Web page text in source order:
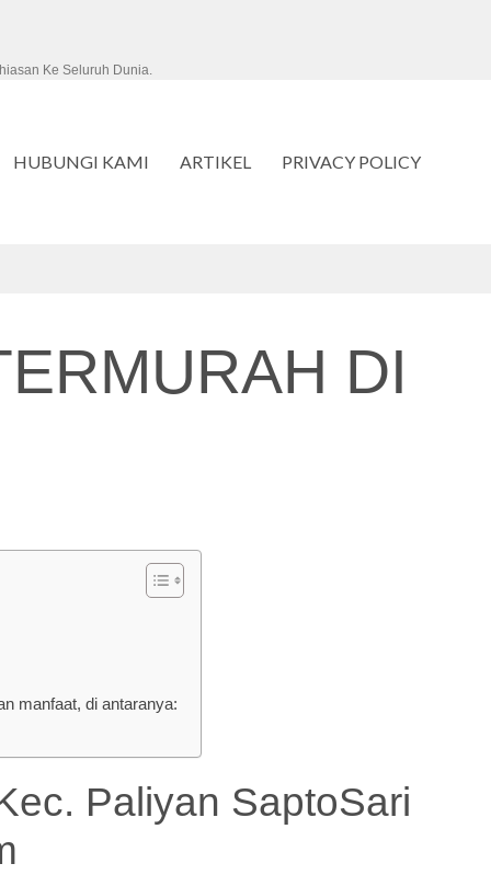
Ke Seluruh Dunia.
HUBUNGI KAMI ARTIKEL PRIVACY POLICY
DI
manfaat, di antaranya:
Paliyan SaptoSari